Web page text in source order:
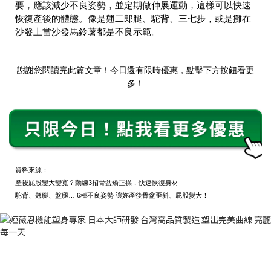
要，應該減少不良姿勢，並定期做伸展運動，這樣可以快速
恢復產後的體態。像是翹二郎腿、駝背、三七步，或是攤在
沙發上當沙發馬鈴薯都是不良示範。
謝謝您閱讀完此篇文章！今日還有限時優惠，點擊下方按鈕看更
多！
資料來源：
產後屁股變大變寬？勤練3招骨盆矯正操，快速恢復身材
駝背、翹腳、盤腿… 6種不良姿勢 讓妳產後骨盆歪斜、屁股變大！